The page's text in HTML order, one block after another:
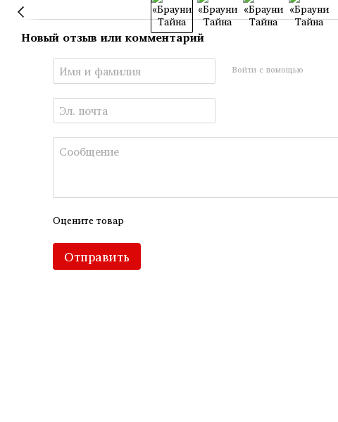
Новый отзыв или комментарий
Войти с помощью
Оцените товар
Отправить